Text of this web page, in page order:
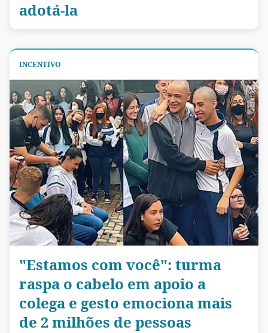
adotá-la
INCENTIVO
"Estamos com você": turma
raspa o cabelo em apoio a
colega e gesto emociona mais
de 2 milhões de pessoas